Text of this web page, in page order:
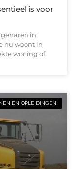
is voor
in
nu woont in
woning of
EN OPLEIDINGEN